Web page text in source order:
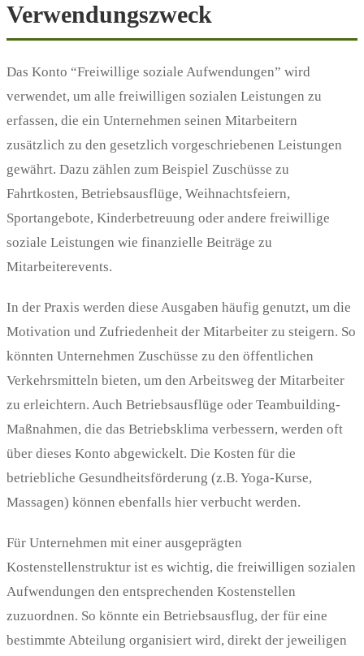
Verwendungszweck
Das Konto “Freiwillige soziale Aufwendungen” wird
verwendet, um alle freiwilligen sozialen Leistungen zu
erfassen, die ein Unternehmen seinen Mitarbeitern
zusätzlich zu den gesetzlich vorgeschriebenen Leistungen
gewährt. Dazu zählen zum Beispiel Zuschüsse zu
Fahrtkosten, Betriebsausflüge, Weihnachtsfeiern,
Sportangebote, Kinderbetreuung oder andere freiwillige
soziale Leistungen wie finanzielle Beiträge zu
Mitarbeiterevents.
In der Praxis werden diese Ausgaben häufig genutzt, um die
Motivation und Zufriedenheit der Mitarbeiter zu steigern. So
könnten Unternehmen Zuschüsse zu den öffentlichen
Verkehrsmitteln bieten, um den Arbeitsweg der Mitarbeiter
zu erleichtern. Auch Betriebsausflüge oder Teambuilding-
Maßnahmen, die das Betriebsklima verbessern, werden oft
über dieses Konto abgewickelt. Die Kosten für die
betriebliche Gesundheitsförderung (z.B. Yoga-Kurse,
Massagen) können ebenfalls hier verbucht werden.
Für Unternehmen mit einer ausgeprägten
Kostenstellenstruktur ist es wichtig, die freiwilligen sozialen
Aufwendungen den entsprechenden Kostenstellen
zuzuordnen. So könnte ein Betriebsausflug, der für eine
bestimmte Abteilung organisiert wird, direkt der jeweiligen